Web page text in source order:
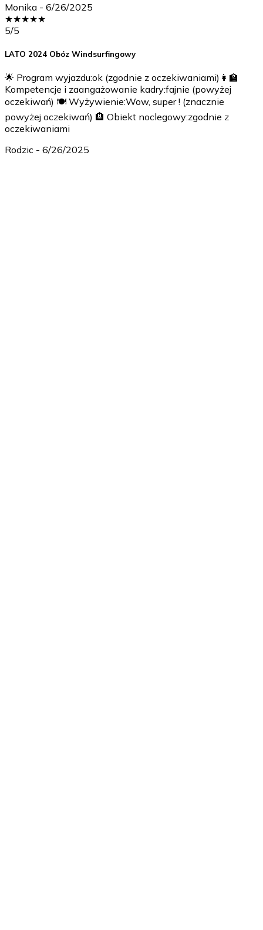
Monika - 6/26/2025
★★★★★
5/5
LATO 2024 Obóz Windsurfingowy
🌟 Program wyjazdu:ok (zgodnie z oczekiwaniami)👩‍🏫
Kompetencje i zaangażowanie kadry:fajnie (powyżej
oczekiwań) 🍽️ Wyżywienie:Wow, super ! (znacznie
powyżej oczekiwań) 🏨 Obiekt noclegowy:zgodnie z
oczekiwaniami
Rodzic - 6/26/2025